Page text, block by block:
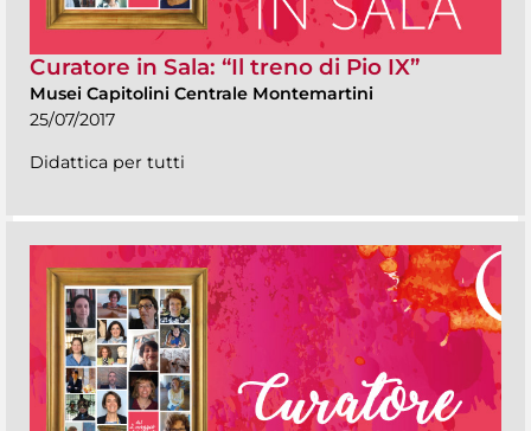
Curatore in Sala: “Il treno di Pio IX”
Musei Capitolini Centrale Montemartini
25/07/2017
Didattica per tutti